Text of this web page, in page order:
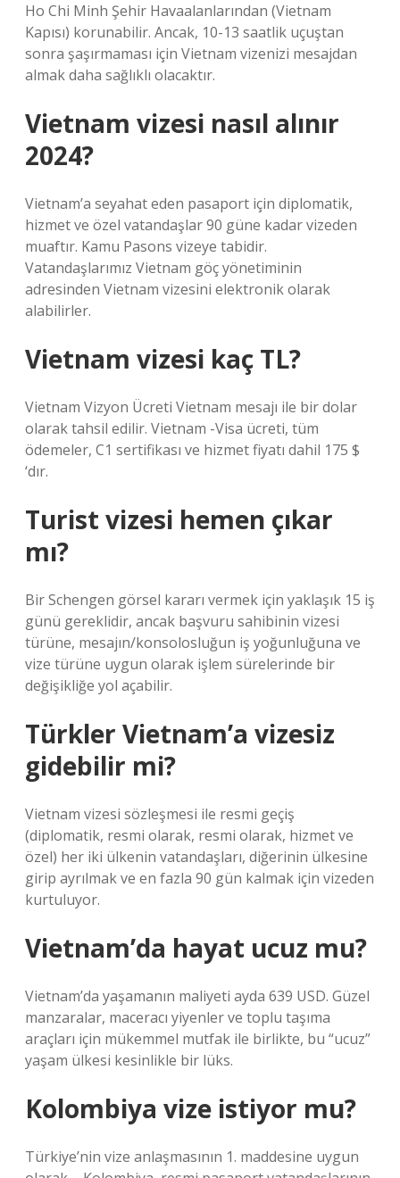
Ho Chi Minh Şehir Havaalanlarından (Vietnam
Kapısı) korunabilir. Ancak, 10-13 saatlik uçuştan
sonra şaşırmaması için Vietnam vizenizi mesajdan
almak daha sağlıklı olacaktır.
Vietnam vizesi nasıl alınır
2024?
Vietnam’a seyahat eden pasaport için diplomatik,
hizmet ve özel vatandaşlar 90 güne kadar vizeden
muaftır. Kamu Pasons vizeye tabidir.
Vatandaşlarımız Vietnam göç yönetiminin
adresinden Vietnam vizesini elektronik olarak
alabilirler.
Vietnam vizesi kaç TL?
Vietnam Vizyon Ücreti Vietnam mesajı ile bir dolar
olarak tahsil edilir. Vietnam -Visa ücreti, tüm
ödemeler, C1 sertifikası ve hizmet fiyatı dahil 175 $
‘dır.
Turist vizesi hemen çıkar
mı?
Bir Schengen görsel kararı vermek için yaklaşık 15 iş
günü gereklidir, ancak başvuru sahibinin vizesi
türüne, mesajın/konsolosluğun iş yoğunluğuna ve
vize türüne uygun olarak işlem sürelerinde bir
değişikliğe yol açabilir.
Türkler Vietnam’a vizesiz
gidebilir mi?
Vietnam vizesi sözleşmesi ile resmi geçiş
(diplomatik, resmi olarak, resmi olarak, hizmet ve
özel) her iki ülkenin vatandaşları, diğerinin ülkesine
girip ayrılmak ve en fazla 90 gün kalmak için vizeden
kurtuluyor.
Vietnam’da hayat ucuz mu?
Vietnam’da yaşamanın maliyeti ayda 639 USD. Güzel
manzaralar, maceracı yiyenler ve toplu taşıma
araçları için mükemmel mutfak ile birlikte, bu “ucuz”
yaşam ülkesi kesinlikle bir lüks.
Kolombiya vize istiyor mu?
Türkiye’nin vize anlaşmasının 1. maddesine uygun